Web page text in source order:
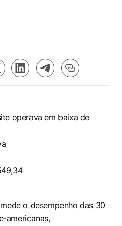
operava em baixa de
o desempenho das 30
americanas,